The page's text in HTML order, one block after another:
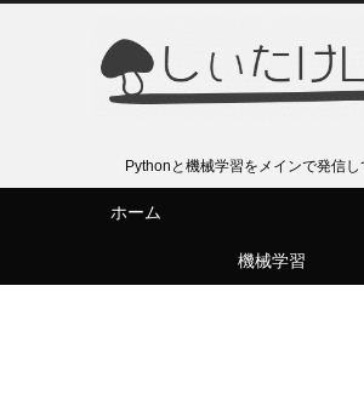
Pythonと機械学習をメインで発信し
ホーム
機械学習